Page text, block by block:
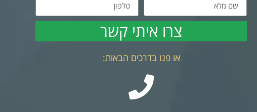
צרו איתי קשר
או פנו בדרכים הבאות: